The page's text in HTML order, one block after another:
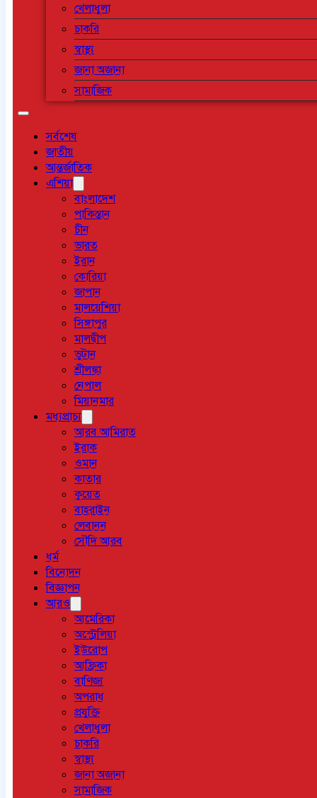
খেলাধুলা
চাকরি
স্বাস্থ্য
জানা অজানা
সামাজিক
সর্বশেষ
জাতীয়
আন্তর্জাতিক
এশিয়া
বাংলাদেশ
পাকিস্তান
চীন
ভারত
ইরান
কোরিয়া
জাপান
মালয়েশিয়া
সিঙ্গাপুর
মালদ্বীপ
ভুটান
শ্রীলঙ্কা
নেপাল
মিয়ানমার
মধ্যপ্রাচ্য
আরব আমিরাত
ইরাক
ওমান
কাতার
কুয়েত
বাহরাইন
লেবানন
সৌদি আরব
ধর্ম
বিনোদন
বিজ্ঞাপন
আরও
আমেরিকা
অস্ট্রেলিয়া
ইউরোপ
আফ্রিকা
বাণিজ্য
অপরাধ
প্রযুক্তি
খেলাধুলা
চাকরি
স্বাস্থ্য
জানা অজানা
সামাজিক